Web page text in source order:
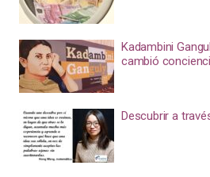
Kadambini
cambió
Descubrir a